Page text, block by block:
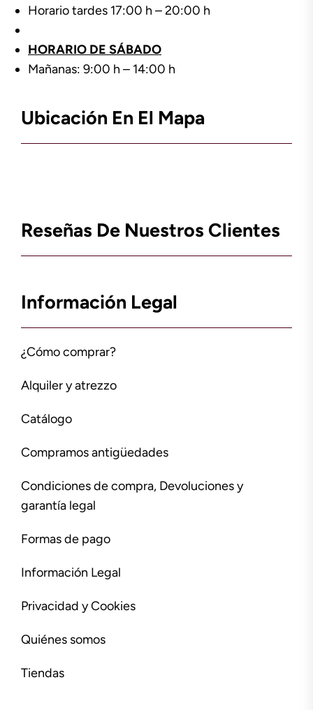
Horario tardes 17:00 h – 20:00 h
HORARIO DE SÁBADO
Mañanas: 9:00 h – 14:00 h
Ubicación En El Mapa
Reseñas De Nuestros Clientes
Información Legal
¿Cómo comprar?
Alquiler y atrezzo
Catálogo
Compramos antigüedades
Condiciones de compra, Devoluciones y
garantía legal
Formas de pago
Información Legal
Privacidad y Cookies
Quiénes somos
Tiendas